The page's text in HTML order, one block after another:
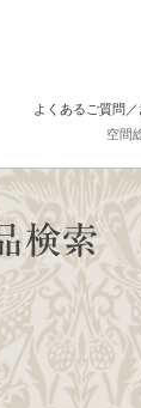
空間
よくあるご質問